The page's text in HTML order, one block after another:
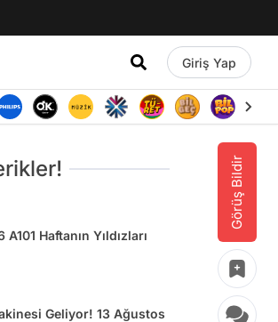
Giriş Yap
Görüş Bildir
Haftanın Yıldızları
Geliyor! 13 Ağustos